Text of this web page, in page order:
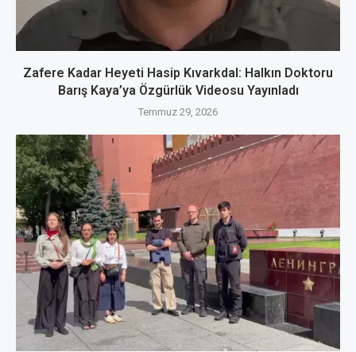
Zafere Kadar Heyeti Hasip Kıvarkdal: Halkın Doktoru
Barış Kaya’ya Özgürlük Videosu Yayınladı
Temmuz 29, 2026